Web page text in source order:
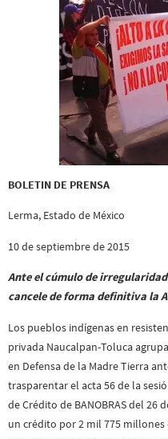
BOLETIN DE PRENSA
Lerma, Estado de México
10 de septiembre de 2015
Ante el cúmulo de
cancele de forma definitiva la
Los pueblos indígenas en
privada Naucalpan-Toluca
en Defensa de la Madre Tierra
trasparentar el acta 56 de la
de Crédito de BANOBRAS del 26
un crédito por 2 mil 775